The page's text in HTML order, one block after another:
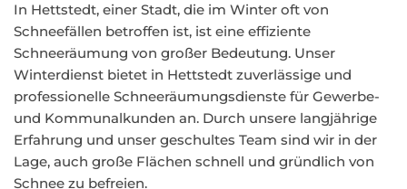
In Hettstedt, einer Stadt, die im Winter oft von
Schneefällen betroffen ist, ist eine effiziente
Schneeräumung von großer Bedeutung. Unser
Winterdienst bietet in Hettstedt zuverlässige und
professionelle Schneeräumungsdienste für Gewerbe-
und Kommunalkunden an. Durch unsere langjährige
Erfahrung und unser geschultes Team sind wir in der
Lage, auch große Flächen schnell und gründlich von
Schnee zu befreien.